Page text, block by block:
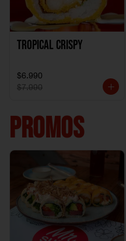
Tropical crispy
$6.990
$7.990
PROMOS